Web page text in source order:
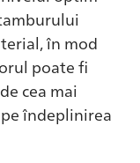
în mod
poate fi
cea mai
îndeplinirea